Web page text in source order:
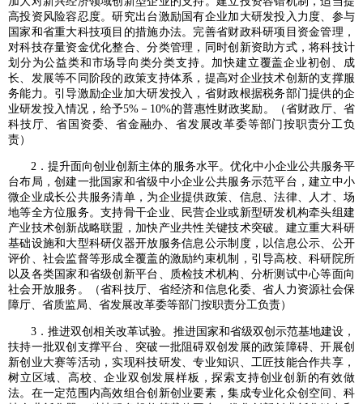
高投资风险容忍度。研究出台激励国有企业加大研发投入力度、参与
国家和省重大科技项目的措施办法。完善省财政科研项目资金管理，
对科技存量资金优化整合、分类管理，同时创新资助方式，将科技计
划分为公益类和市场导向类分类支持。加快建立覆盖企业初创、成
长、发展等不同阶段的政策支持体系，提高对企业技术创新的支撑服
务能力。引导激励企业加大研发投入，省财政根据税务部门提供的企
业研发投入情况，给予5%－10%的普惠性财政奖励。（省财政厅、省
科技厅、省国资委、省金融办、省发展改革委等部门按职责分工负
责）
2．提升面向创业创新主体的服务水平。优化中小企业公共服务平
台布局，创建一批国家和省级中小企业公共服务示范平台，建立中小
微企业成长公共服务清单，为企业提供政策、信息、法律、人才、场
地等全方位服务。支持骨干企业、民营企业或新型研发机构牵头组建
产业技术创新战略联盟，加快产业共性关键技术突破。建立重大科研
基础设施和大型科研仪器开放服务信息公示制度，以信息公示、公开
评价、社会监督等形成全覆盖的激励约束机制，引导高校、科研院所
以及各类国家和省级创新平台、质检技术机构、分析测试中心等面向
社会开放服务。（省科技厅、省经济和信息化委、省人力资源社会保
障厅、省质监局、省发展改革委等部门按职责分工负责）
3．推进双创相关改革试验。推进国家和省级双创示范基地建设，
扶持一批双创支撑平台、突破一批阻碍双创发展的政策障碍、开展创
新创业大赛等活动，实现科技研发、专业知识、工匠技能合作共享，
树立区域、高校、企业双创发展样板，探索支持创业创新的有效做
法。在一定范围内高效组合创新创业要素，集成专业化众创空间、科